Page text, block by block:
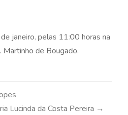
janeiro, pelas 11:00 horas na
Martinho de Bougado.
Lucinda da Costa Pereira →